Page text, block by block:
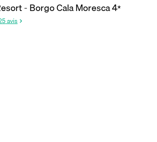
- Borgo Cala Moresca4*
avis